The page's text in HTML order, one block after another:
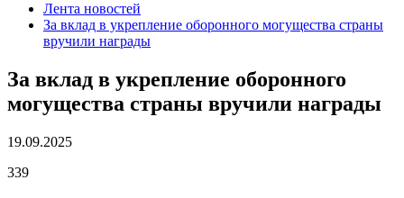
Лента новостей
За вклад в укрепление оборонного могущества страны
вручили награды
За вклад в укрепление оборонного
могущества страны вручили награды
19.09.2025
339